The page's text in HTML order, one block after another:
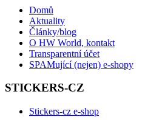
Domů
Aktuality
Články/blog
O HW World, kontakt
Transparentní účet
SPAMující (nejen) e-shopy
STICKERS-CZ
Stickers-cz e-shop